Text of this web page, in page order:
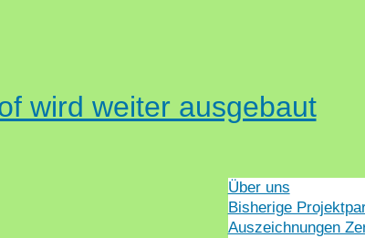
wird weiter ausgebaut
Über uns
Bisherige
Auszeichnungen